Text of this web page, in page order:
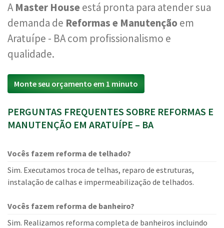
AMaster House está pronta para atender sua
demanda de Reformas e Manutenção em
Aratuípe - BA com profissionalismo e
qualidade.
Monte seu orçamento em 1 minuto
PERGUNTAS FREQUENTES SOBRE REFORMAS E
MANUTENÇÃO EM ARATUÍPE – BA
Vocês fazem reforma de telhado?
Sim. Executamos troca de telhas, reparo de estruturas,
instalação de calhas e impermeabilização de telhados.
Vocês fazem reforma de banheiro?
Sim. Realizamos reforma completa de banheiros incluindo